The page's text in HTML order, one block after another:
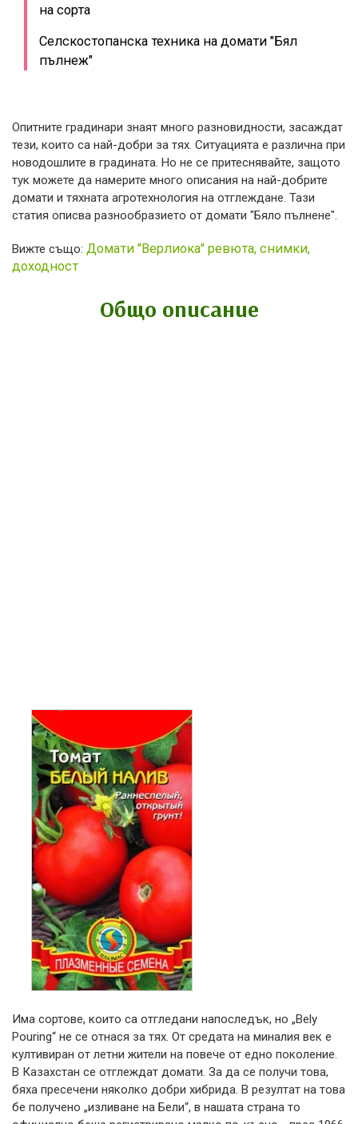
на сорта
Селскостопанска техника на домати "Бял
пълнеж"
Опитните градинари знаят много разновидности, засаждат
тези, които са най-добри за тях. Ситуацията е различна при
новодошлите в градината. Но не се притеснявайте, защото
тук можете да намерите много описания на най-добрите
домати и тяхната агротехнология на отглеждане. Тази
статия описва разнообразието от домати "Бяло пълнене".
Вижте също: Домати "Верлиока" ревюта, снимки,
доходност
Общо описание
Има сортове, които са отгледани напоследък, но „Bely
Pouring“ не се отнася за тях. От средата на миналия век е
култивиран от летни жители на повече от едно поколение.
В Казахстан се отглеждат домати. За да се получи това,
бяха пресечени няколко добри хибрида. В резултат на това
бе получено „изливане на Бели“, в нашата страна то